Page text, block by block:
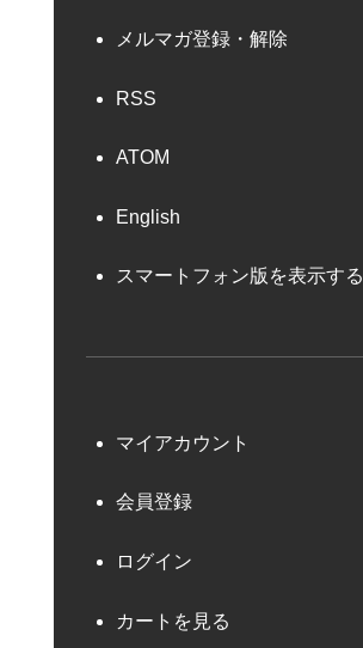
メルマガ登録・解除
RSS
ATOM
English
スマートフォン版を表示する
マイアカウント
会員登録
ログイン
カートを見る